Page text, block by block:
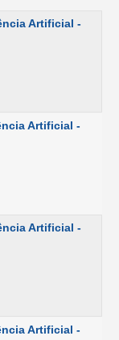
Artificial -
Artificial -
Artificial -
Artificial -